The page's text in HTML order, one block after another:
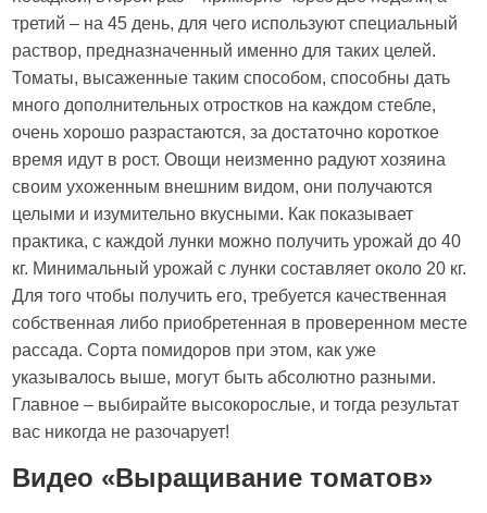
третий – на 45 день, для чего используют специальный
раствор, предназначенный именно для таких целей.
Томаты, высаженные таким способом, способны дать
много дополнительных отростков на каждом стебле,
очень хорошо разрастаются, за достаточно короткое
время идут в рост. Овощи неизменно радуют хозяина
своим ухоженным внешним видом, они получаются
целыми и изумительно вкусными. Как показывает
практика, с каждой лунки можно получить урожай до 40
кг. Минимальный урожай с лунки составляет около 20 кг.
Для того чтобы получить его, требуется качественная
собственная либо приобретенная в проверенном месте
рассада. Сорта помидоров при этом, как уже
указывалось выше, могут быть абсолютно разными.
Главное – выбирайте высокорослые, и тогда результат
вас никогда не разочарует!
Видео «Выращивание томатов»